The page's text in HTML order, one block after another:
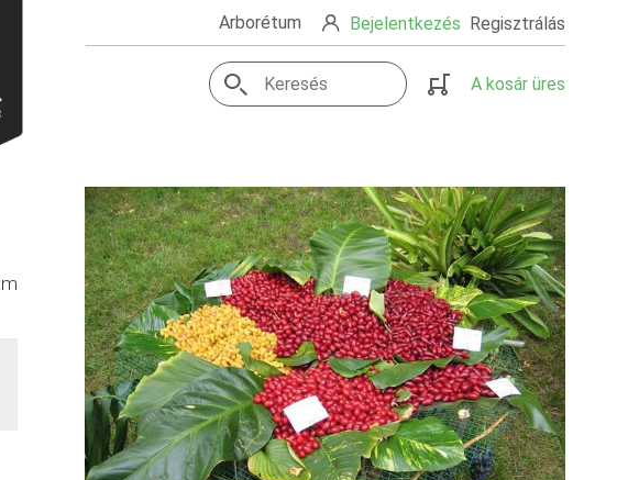
Arborétum Bejelentkezés Regisztrálás
A kosár üres